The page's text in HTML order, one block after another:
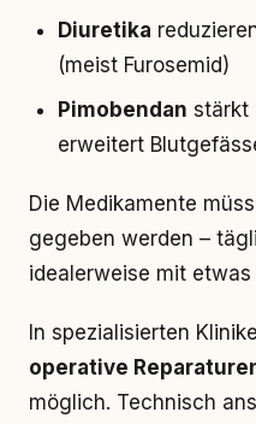
Diuretika
(meist Furosemid)
Pimobendan stärkt
erweitert
Die Medikamente
gegeben werden –
idealerweise mit etwas
In spezialisierten
operative
möglich. Technisch